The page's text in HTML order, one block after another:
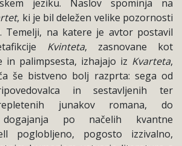
jeziku. Naslov spominja na
, ki je bil deležen velike pozornosti
Temelji, na katere je avtor postavil
Kvinteta, zasnovane kot
in palimpsesta, izhajajo iz Kvarteta,
še bistveno bolj razprta: sega od
in sestavljenih ter
junakov romana, do
dogajanja po načelih kvantne
poglobljeno, pogosto izzivalno,